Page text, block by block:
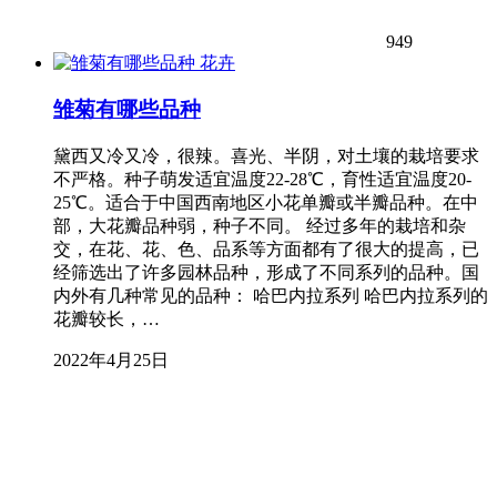
949
花卉
雏菊有哪些品种
黛西又冷又冷，很辣。喜光、半阴，对土壤的栽培要求
不严格。种子萌发适宜温度22-28℃，育性适宜温度20-
25℃。适合于中国西南地区小花单瓣或半瓣品种。在中
部，大花瓣品种弱，种子不同。 经过多年的栽培和杂
交，在花、花、色、品系等方面都有了很大的提高，已
经筛选出了许多园林品种，形成了不同系列的品种。国
内外有几种常见的品种： 哈巴内拉系列 哈巴内拉系列的
花瓣较长，…
2022年4月25日